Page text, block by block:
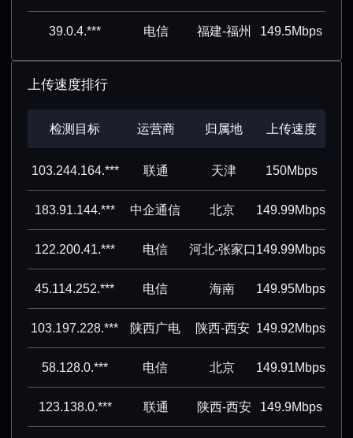
39.0.4.*** 电信 福建-福州 149.5Mbps
上传速度排行
检测目标 运营商 归属地 上传速度
103.244.164.*** 联通 天津 150Mbps
183.91.144.*** 中企通信 北京 149.99Mbps
122.200.41.*** 电信 河北-张家口149.99Mbps
45.114.252.*** 电信 海南 149.95Mbps
103.197.228.*** 陕西广电 陕西-西安 149.92Mbps
58.128.0.*** 电信 北京 149.91Mbps
123.138.0.*** 联通 陕西-西安 149.9Mbps